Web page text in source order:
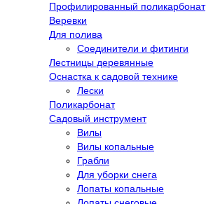
Профилированный поликарбонат
Веревки
Для полива
Соединители и фитинги
Лестницы деревянные
Оснастка к садовой технике
Лески
Поликарбонат
Садовый инструмент
Вилы
Вилы копальные
Грабли
Для уборки снега
Лопаты копальные